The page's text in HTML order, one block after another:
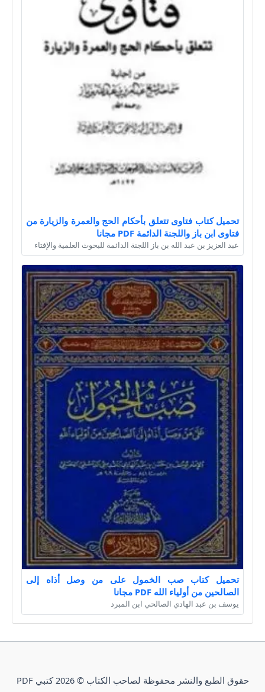
تحميل كتاب فتاوى تتعلق بأحكام الحج والعمرة والزيارة من
فتاوى ابن باز واللجنة الدائمة PDF مجانا
عبد العزيز بن عبد الله بن باز اللجنة الدائمة للبحوث العلمية والإفتاء
تحميل كتاب صب الخمول على من وصل أذاه إلى
الصالحين من أولياء الله PDF مجانا
يوسف بن عبد الهادي الصالحي ابن المبرد
حقوق الطبع والنشر محفوظة لصاحب الكتاب © 2026 كتبي PDF